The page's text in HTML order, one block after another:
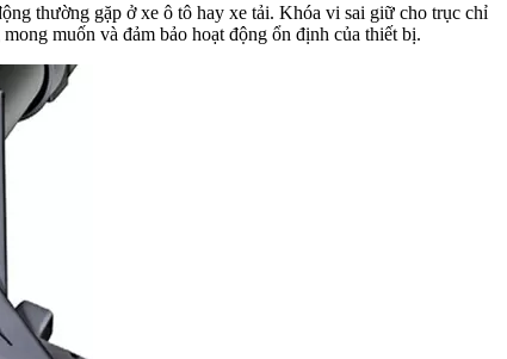
thường gặp ở xe ô tô hay xe tải. Khóa vi sai giữ cho trục chỉ
muốn và đảm bảo hoạt động ổn định của thiết bị.